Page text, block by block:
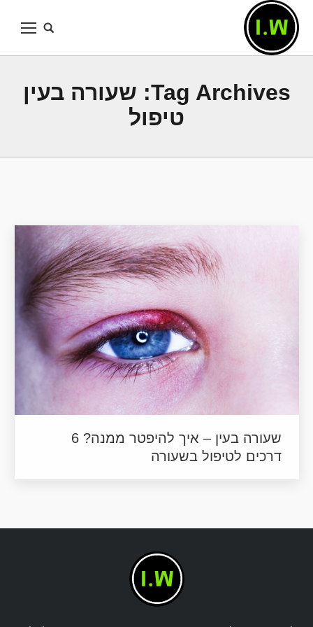
Tag Archives: שעורה בעין
טיפול
שעורה בעין – איך להיפטר ממנה? 6
דרכים לטיפול בשעורה